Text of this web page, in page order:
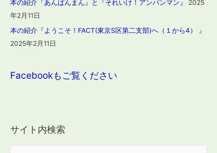
本の紹介『あんぱんまん』と『それいけ！アンパンマン』
2025
年2月11日
本の紹介『ようこそ！FACT(東京S区第二支部)へ（１から4） 』
2025年2月11日
Facebookもご覧ください
サイト内検索